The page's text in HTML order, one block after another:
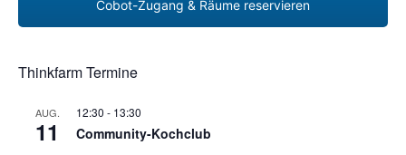
Cobot-Zugang & Räume reservieren
Thinkfarm Termine
AUG.
11
12:30 - 13:30
Community-Kochclub